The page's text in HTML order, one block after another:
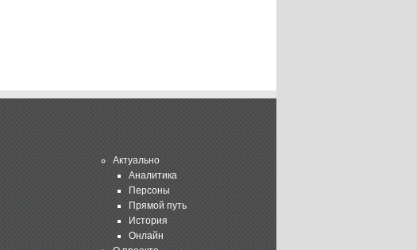
Актуально
Аналитика
Персоны
Прямой путь
История
Онлайн